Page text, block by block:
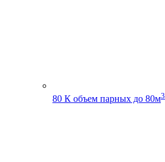
80 К объем парных до 80м3